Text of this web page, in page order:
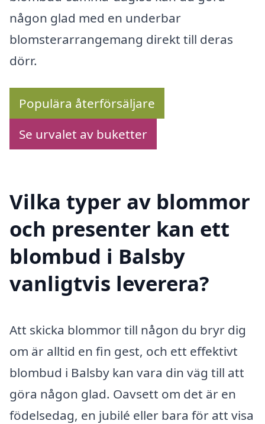
någon glad med en underbar
blomsterarrangemang direkt till deras
dörr.
Populära återförsäljare
Se urvalet av buketter
Vilka typer av blommor
och presenter kan ett
blombud i Balsby
vanligtvis leverera?
Att skicka blommor till någon du bryr dig
om är alltid en fin gest, och ett effektivt
blombud i Balsby kan vara din väg till att
göra någon glad. Oavsett om det är en
födelsedag, en jubilé eller bara för att visa